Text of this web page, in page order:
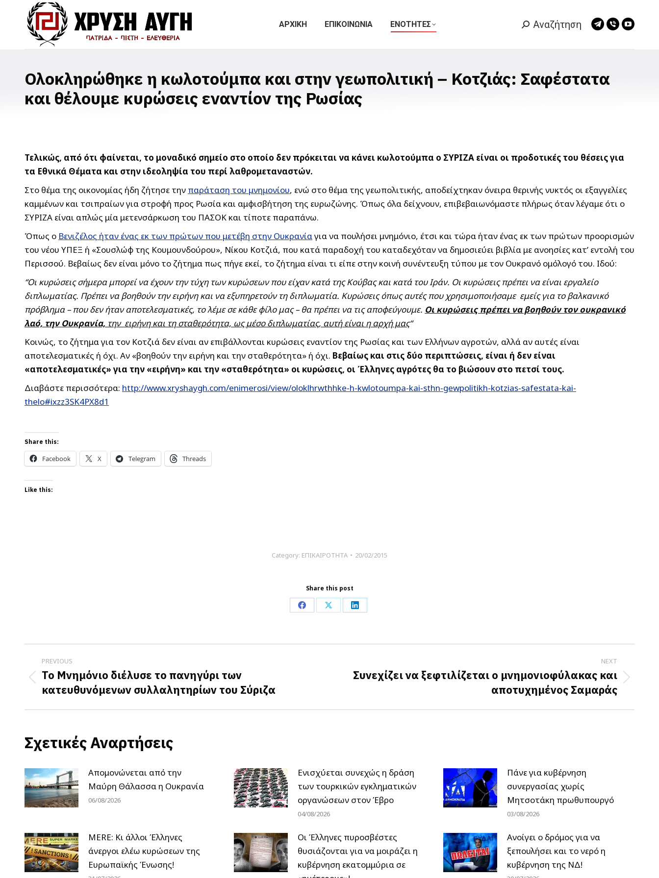
ΑΡΧΙΚΗ ΕΠΙΚΟΙΝΩΝΙΑ ΕΝΟΤΗΤΕΣ Search:
Αναζήτηση
Telegram
new
Viber
Ολοκληρώθηκε η κωλοτούμπα και στην γεωπολιτική – Κοτζιάς: Σαφέστατα
και θέλουμε κυρώσεις εναντίον της Ρωσίας
Τελικώς, από ότι φαίνεται, το μοναδικό σημείο στο οποίο δεν πρόκειται να κάνει κωλοτούμπα ο ΣΥΡΙΖΑ είναι οι προδοτικές του θέσεις για
τα Εθνικά Θέματα και στην ιδεοληψία του περί λαθρομεταναστών.
Στο θέμα της οικονομίας ήδη ζήτησε την παράταση του μνημονίου, ενώ στο θέμα της γεωπολιτικής, αποδείχτηκαν όνειρα θερινής νυκτός οι εξαγγελίες
καμμένων και τσιπραίων για στροφή προς Ρωσία και αμφισβήτηση της ευρωζώνης. Όπως όλα δείχνουν, επιβεβαιωνόμαστε πλήρως όταν λέγαμε ότι ο
ΣΥΡΙΖΑ είναι απλώς μία μετενσάρκωση του ΠΑΣΟΚ και τίποτε παραπάνω.
Όπως ο Βενιζέλος ήταν ένας εκ των πρώτων που μετέβη στην Ουκρανίαγια να πουλήσει μνημόνιο, έτσι και τώρα ήταν ένας εκ των πρώτων προορισμών
του νέου ΥΠΕΞ ή «Σουσλώφ της Κουμουνδούρου», Νίκου Κοτζιά, που κατά παραδοχή του καταδεχόταν να δημοσιεύει βιβλία με ανοησίες κατ’ εντολή του
Περισσού. Βεβαίως δεν είναι μόνο το ζήτημα πως πήγε εκεί, το ζήτημα είναι τι είπε στην κοινή συνέντευξη τύπου με τον Ουκρανό ομόλογό του. Ιδού:
“Οι κυρώσεις σήμερα μπορεί να έχουν την τύχη των κυρώσεων που είχαν κατά της Κούβας και κατά του Ιράν. Οι κυρώσεις πρέπει να είναι εργαλείο
διπλωματίας. Πρέπει να βοηθούν την ειρήνη και να εξυπηρετούν τη διπλωματία. Κυρώσεις όπως αυτές που χρησιμοποιήσαμε εμείς για το βαλκανικό
πρόβλημα – που δεν ήταν αποτελεσματικές, το λέμε σε κάθε φίλο μας – θα πρέπει να τις αποφεύγουμε. Οι κυρώσεις πρέπει να βοηθούν τον ουκρανικό
λαό, την Ουκρανία, την ειρήνη και τη σταθερότητα, ως μέσο διπλωματίας, αυτή είναι η αρχή μας“
Κοινώς, το ζήτημα για τον Κοτζιά δεν είναι αν επιβάλλονται κυρώσεις εναντίον της Ρωσίας και των Ελλήνων αγροτών, αλλά αν αυτές είναι
αποτελεσματικές ή όχι. Αν «βοηθούν την ειρήνη και την σταθερότητα» ή όχι. Βεβαίως και στις δύο περιπτώσεις, είναι ή δεν είναι
«αποτελεσματικές» για την «ειρήνη» και την «σταθερότητα» οι κυρώσεις, οι Έλληνες αγρότες θα το βιώσουν στο πετσί τους.
Διαβάστε περισσότερα: http://www.xryshaygh.com/enimerosi/view/oloklhrwthhke-h-kwlotoumpa-kai-sthn-gewpolitikh-kotzias-safestata-kai-
thelo#ixzz3SK4PX8d1
Share this:
Facebook X Telegram Threads
Like this:
Category: ΕΠΙΚΑΙΡΟΤΗΤΑ 20/02/2015
Share this post
Share
Facebook
Share
X
Share
LinkedIn
Post
navigation
PREVIOUS
Previous
post:
Το Μνημόνιο διέλυσε το πανηγύρι των
κατευθυνόμενων συλλαλητηρίων του Σύριζα
NEXT
Next
Συνεχίζει να ξεφτιλίζεται ο μνημονιοφύλακας και
αποτυχημένος Σαμαράς
Σχετικές Αναρτήσεις
Απομονώνεται από την
Μαύρη Θάλασσα η Ουκρανία
06/08/2026
Ενισχύεται συνεχώς η δράση
των τουρκικών εγκληματικών
οργανώσεων στον Έβρο
04/08/2026
Πάνε για κυβέρνηση
συνεργασίας χωρίς
Μητσοτάκη πρωθυπουργό
03/08/2026
MERE: Κι άλλοι Έλληνες
άνεργοι ελέω κυρώσεων της
Ευρωπαϊκής Ένωσης!
Οι Έλληνες πυροσβέστες
θυσιάζονται για να μοιράζει η
κυβέρνηση εκατομμύρια σε
Ανοίγει ο δρόμος για να
ξεπουλήσει και το νερό η
κυβέρνηση της ΝΔ!